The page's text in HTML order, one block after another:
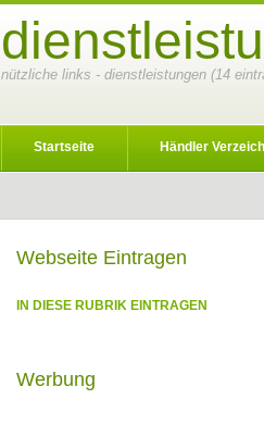
nützliche links - dienstleistungen (14
Startseite Händler
Webseite Eintragen
IN DIESE RUBRIK EINTRAGEN
Werbung